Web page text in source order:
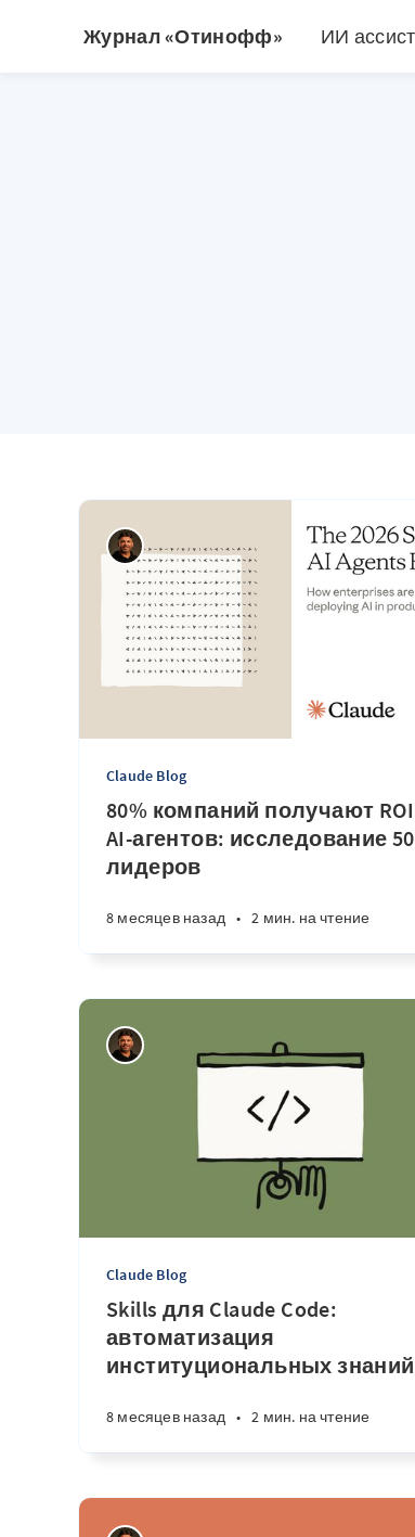
Журнал «Отинофф» ИИ
Claude Blog
80% компаний получают
AI-агентов: исследование
лидеров
8 месяцев назад • 2 мин. на чтение
Claude Blog
Skills для Claude Code:
автоматизация
институциональных знаний
8 месяцев назад • 2 мин. на чтение